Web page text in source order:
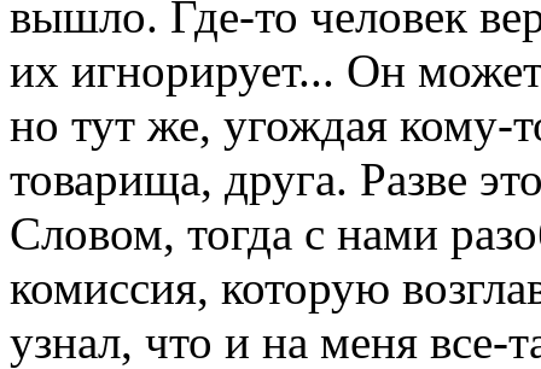
вышло. Где-то человек
их игнорирует... Он
но тут же, угождая кому-
товарища, друга. Разве
Словом, тогда с нами
комиссия, которую
узнал, что и на меня все-